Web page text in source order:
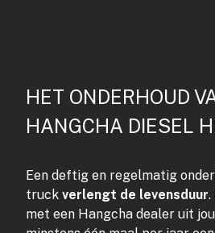
HET ONDERHOUD
HANGCHA DIESEL
Een deftig en regelmatig
truck verlengt de levensduur.
met een Hangcha dealer uit